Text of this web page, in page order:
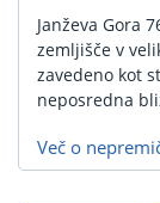
Janževa Gora
zemljišče v
zavedeno kot
neposredna
Več o